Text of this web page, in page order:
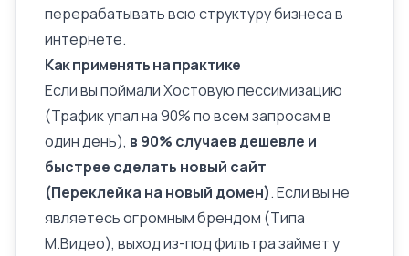
перерабатывать всю структуру бизнеса в
интернете.
Как применять на практике
Если вы поймали Хостовую пессимизацию
(Трафик упал на 90% по всем запросам в
один день), в 90% случаев дешевле и
быстрее сделать новый сайт
(Переклейка на новый домен). Если вы не
являетесь огромным брендом (Типа
М.Видео), выход из-под фильтра займет у